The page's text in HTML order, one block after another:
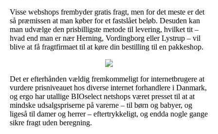
Visse webshops frembyder gratis fragt, men for det meste er det
så præmissen at man køber for et fastslået beløb. Desuden kan
man udvælge den prisbilligste metode til levering, hvilket tit –
hvad end man er nær Herning, Vordingborg eller Lystrup – vil
blive at få fragtfirmaet til at køre din bestilling til en pakkeshop.
Det er efterhånden vældig fremkommeligt for internetbrugere at
vurdere prisniveauet hos diverse internet forhandlere i Danmark,
og ergo har utallige BIOselect netshops været presset til at at
mindske udsalgspriserne på varerne – til børn og babyer, og
ligeså til damer og herrer – eftertrykkeligt, og endda nogle gange
sikre fragt uden beregning.